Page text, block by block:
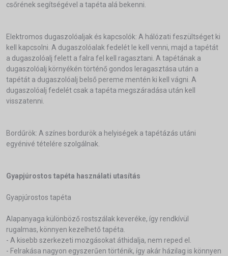
csőrének segítségével a tapéta alá bekenni.
Elektromos dugaszolóaljak és kapcsolók: A hálózati feszültséget ki
kell kapcsolni. A dugaszolóalak fedelét le kell venni, majd a tapétát
a dugaszolóalj felett a falra fel kell ragasztani. A tapétának a
dugaszolóalj környékén történő gondos leragasztása után a
tapétát a dugaszolóalj belső pereme mentén ki kell vágni. A
dugaszolóalj fedelét csak a tapéta megszáradása után kell
visszatenni.
Bordűrök: A színes bordurök a helyiségek a tapétázás utáni
egyénivé tételére szolgálnak.
Gyapjúrostos tapéta használati utasítás
Gyapjúrostos tapéta
Alapanyaga különböző rostszálak keveréke, így rendkívül
rugalmas, könnyen kezelhető tapéta.
- A kisebb szerkezeti mozgásokat áthidalja, nem reped el.
- Felrakása nagyon egyszerűen történik, így akár házilag is könnyen